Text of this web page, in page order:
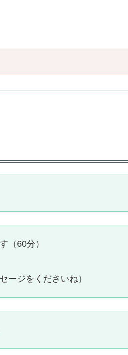
（60分）
ージをくださいね）